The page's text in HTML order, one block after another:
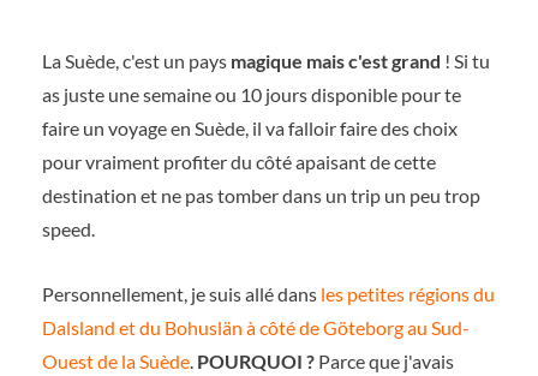
La Suède, c'est un pays magique mais c'est grand ! Si tu
as juste une semaine ou 10 jours disponible pour te
faire un voyage en Suède, il va falloir faire des choix
pour vraiment profiter du côté apaisant de cette
destination et ne pas tomber dans un trip un peu trop
speed.
Personnellement, je suis allé dans les petites régions du
Dalsland et du Bohuslän à côté de Göteborg au Sud-
Ouest de la Suède. POURQUOI ? Parce que j'avais